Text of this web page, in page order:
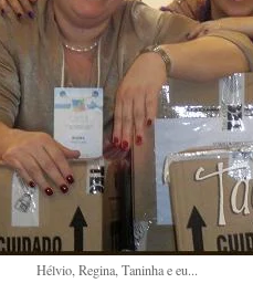
Hélvio, Regina, Taninha e eu...